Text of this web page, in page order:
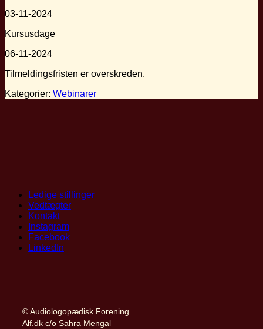
03-11-2024
Kursusdage
06-11-2024
Tilmeldingsfristen er overskreden.
Kategorier: Webinarer
Ledige stillinger
Vedtægter
Kontakt
Instagram
Facebook
LinkedIn
© Audiologopædisk Forening
Alf.dk c/o Sahra Mengal